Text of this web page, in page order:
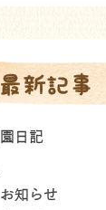
最新記事
園日記
お知らせ